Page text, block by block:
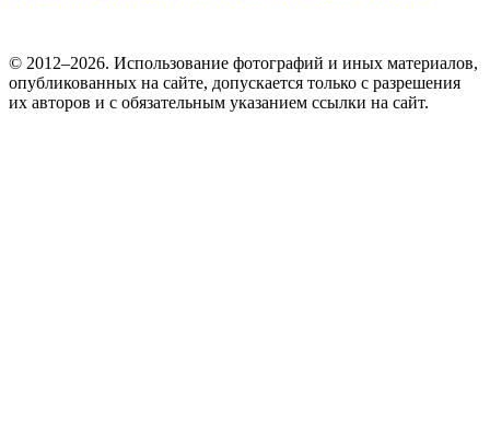
© 2012–2026. Использование фотографий и иных материалов,
опубликованных на сайте, допускается только с разрешения
их авторов и c обязательным указанием ссылки на сайт.